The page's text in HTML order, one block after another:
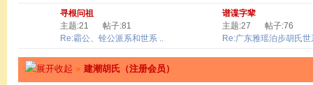
寻根问祖
主题:21
帖子:81
Re:霸公、铨公派系和世系 ..
谱谍字辈
主题:27
帖子:76
Re:广东雅瑶泊步胡氏世
» 建潮胡氏（注册会员）